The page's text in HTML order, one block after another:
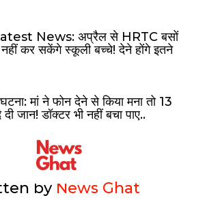
News: अप्रैल से HRTC बसों
नहीं कर सकेंगे स्कूली बच्चे! देने होंगे इतने
मां ने फोन देने से किया मना तो 13
जान! डॉक्टर भी नहीं बचा पाए..
by News Ghat